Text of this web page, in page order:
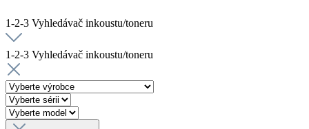
1-2-3 Vyhledávač inkoustu/toneru
1-2-3 Vyhledávač inkoustu/toneru